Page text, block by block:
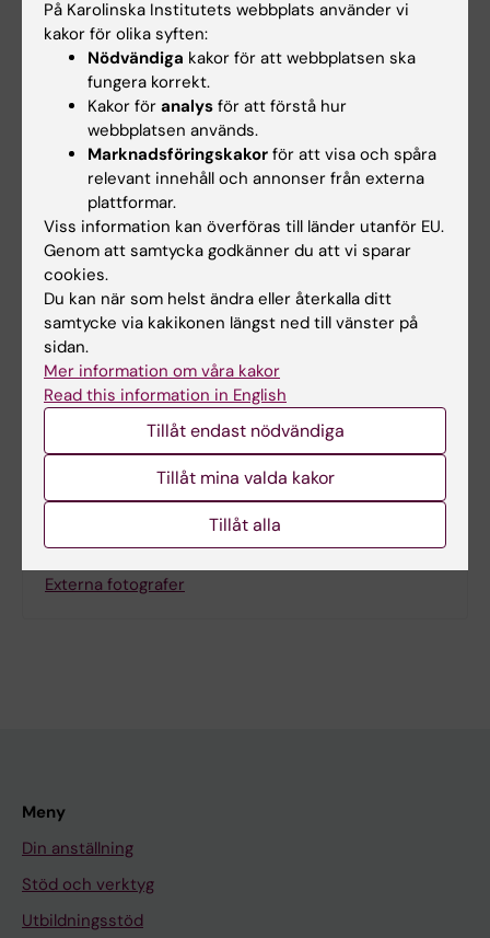
Instruktion till att lägga in bild på din KI-profilsida
Hade du nytta av informationen på denna sida?
Yes
No
Innehållsgranskare:
Kicki Carlsson
Sidan uppdaterad:2026-01-23
Dela
Letade du efter
KI:s egen bildbyrå Bildmakarna
Externa fotografer
Meny
Din anställning
Stöd och verktyg
Utbildningsstöd
På Karolinska Institutets webbplats använder vi
kakor för olika syften:
Nödvändiga kakor för att webbplatsen ska
fungera korrekt.
Kakor för analys för att förstå hur
webbplatsen används.
Marknadsföringskakor för att visa och spåra
relevant innehåll och annonser från externa
plattformar.
Viss information kan överföras till länder utanför EU.
Genom att samtycka godkänner du att vi sparar
cookies.
Du kan när som helst ändra eller återkalla ditt
samtycke via kakikonen längst ned till vänster på
sidan.
Mer information om våra kakor
Read this information in English
Tillåt endast nödvändiga
Tillåt mina valda kakor
Tillåt alla